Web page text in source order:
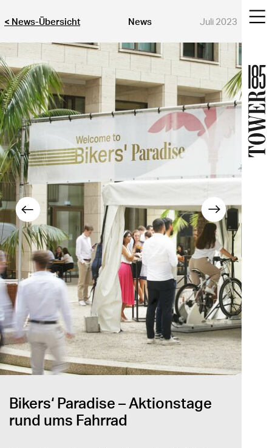
< News-Übersicht News Juli 2023
Bikers‘ Paradise – Aktionstage
rund ums Fahrrad